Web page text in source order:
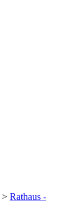
> Rathaus -